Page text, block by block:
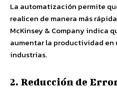
La automatización permite
realicen de manera más
McKinsey & Company indica
aumentar la productividad en
industrias.
2. Reducción de